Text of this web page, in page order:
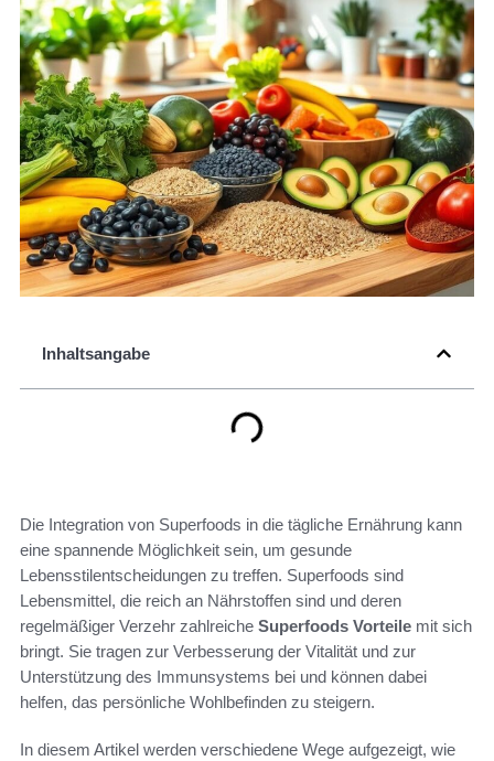
Inhaltsangabe
Die Integration von Superfoods in die tägliche Ernährung kann
eine spannende Möglichkeit sein, um gesunde
Lebensstilentscheidungen zu treffen. Superfoods sind
Lebensmittel, die reich an Nährstoffen sind und deren
regelmäßiger Verzehr zahlreiche Superfoods Vorteile mit sich
bringt. Sie tragen zur Verbesserung der Vitalität und zur
Unterstützung des Immunsystems bei und können dabei
helfen, das persönliche Wohlbefinden zu steigern.
In diesem Artikel werden verschiedene Wege aufgezeigt, wie